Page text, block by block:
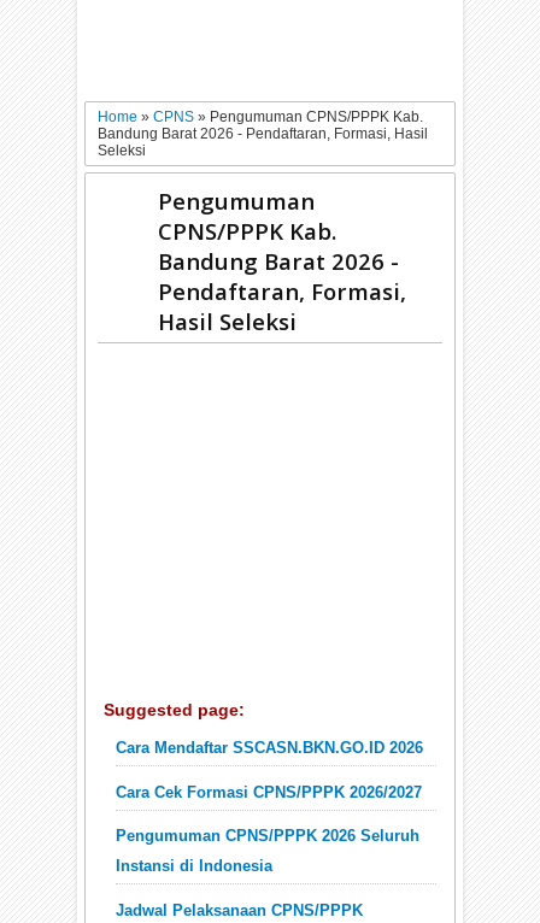
Home»CPNS» Pengumuman CPNS/PPPK Kab.
Bandung Barat 2026 - Pendaftaran, Formasi, Hasil
Seleksi
Pengumuman
CPNS/PPPK Kab.
Bandung Barat 2026 -
Pendaftaran, Formasi,
Hasil Seleksi
Suggested page:
Cara Mendaftar SSCASN.BKN.GO.ID 2026
Cara Cek Formasi CPNS/PPPK 2026/2027
Pengumuman CPNS/PPPK 2026 Seluruh
Instansi di Indonesia
Jadwal Pelaksanaan CPNS/PPPK